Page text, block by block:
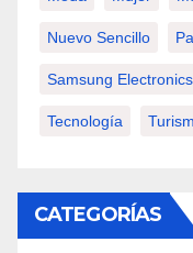
Nuevo Sencillo
Samsung Electronics
Tecnología
CATEGORÍAS